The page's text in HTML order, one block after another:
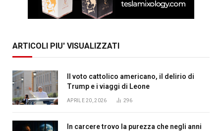
ARTICOLI PIU' VISUALIZZATI
Il voto cattolico americano, il delirio di
Trump e i viaggi di Leone
APRILE 20, 2026 296
In carcere trovo la purezza che negli anni